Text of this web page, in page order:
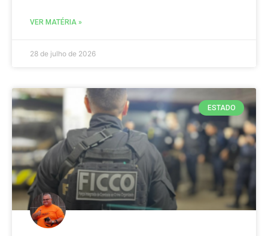
VER MATÉRIA »
28 de julho de 2026
ESTADO